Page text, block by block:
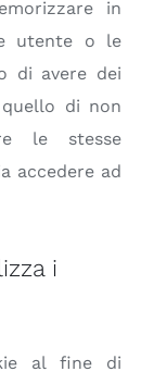
in
utente o le
di avere dei
di non
le stesse
accedere ad
i
al fine di